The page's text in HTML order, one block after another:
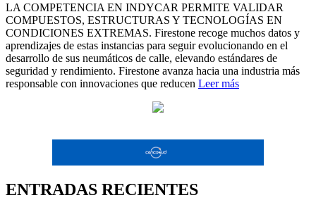
LA COMPETENCIA EN INDYCAR PERMITE VALIDAR
COMPUESTOS, ESTRUCTURAS Y TECNOLOGÍAS EN
CONDICIONES EXTREMAS. Firestone recoge muchos datos y
aprendizajes de estas instancias para seguir evolucionando en el
desarrollo de sus neumáticos de calle, elevando estándares de
seguridad y rendimiento. Firestone avanza hacia una industria más
responsable con innovaciones que reducen Leer más
ENTRADAS RECIENTES